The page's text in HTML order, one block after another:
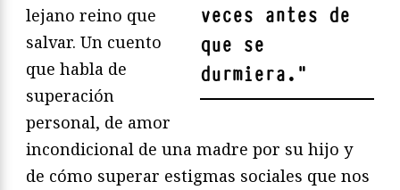
veces antes de
que se
durmiera. "
lejano reino que
salvar. Un cuento
que habla de
superación
personal, de amor
incondicional de una madre por su hijo y
de cómo superar estigmas sociales que nos